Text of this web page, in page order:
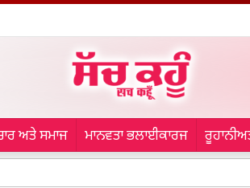
ਅਤੇ ਸਮਾਜ ਮਾਨਵਤਾ ਭਲਾਈਕਾਰਜ